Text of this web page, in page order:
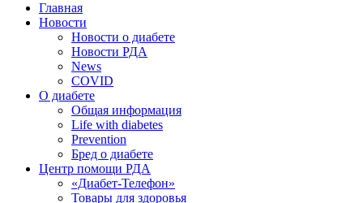
Главная
Новости
Новости о диабете
Новости РДА
News
COVID
О диабете
Общая информация
Life with diabetes
Prevention
Бред о диабете
Центр помощи РДА
«Диабет-Телефон»
Товары для здоровья